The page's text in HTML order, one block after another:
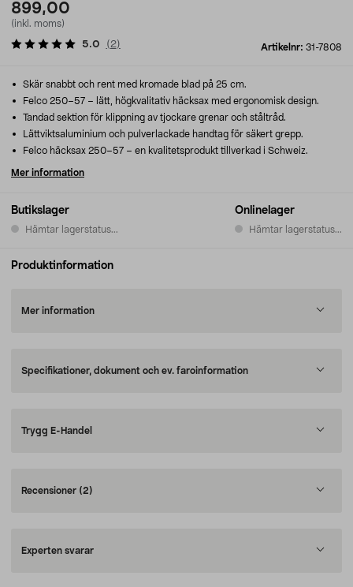
899,00
(inkl. moms)
Artikelnr: 31-7808
5.0 ( 2)
Butikslager
Hämtar lagerstatus...
Onlinelager
Hämtar lagerstatus...
Skär snabbt och rent med kromade blad på 25 cm.
Felco 250–57 – lätt, högkvalitativ häcksax med ergonomisk design.
Tandad sektion för klippning av tjockare grenar och ståltråd.
Lättviktsaluminium och pulverlackade handtag för säkert grepp.
Felco häcksax 250–57 – en kvalitetsprodukt tillverkad i Schweiz.
Mer information
Produktinformation
Mer information
Specifikationer, dokument och ev. faroinformation
Trygg E-Handel
Recensioner (2)
Experten svarar